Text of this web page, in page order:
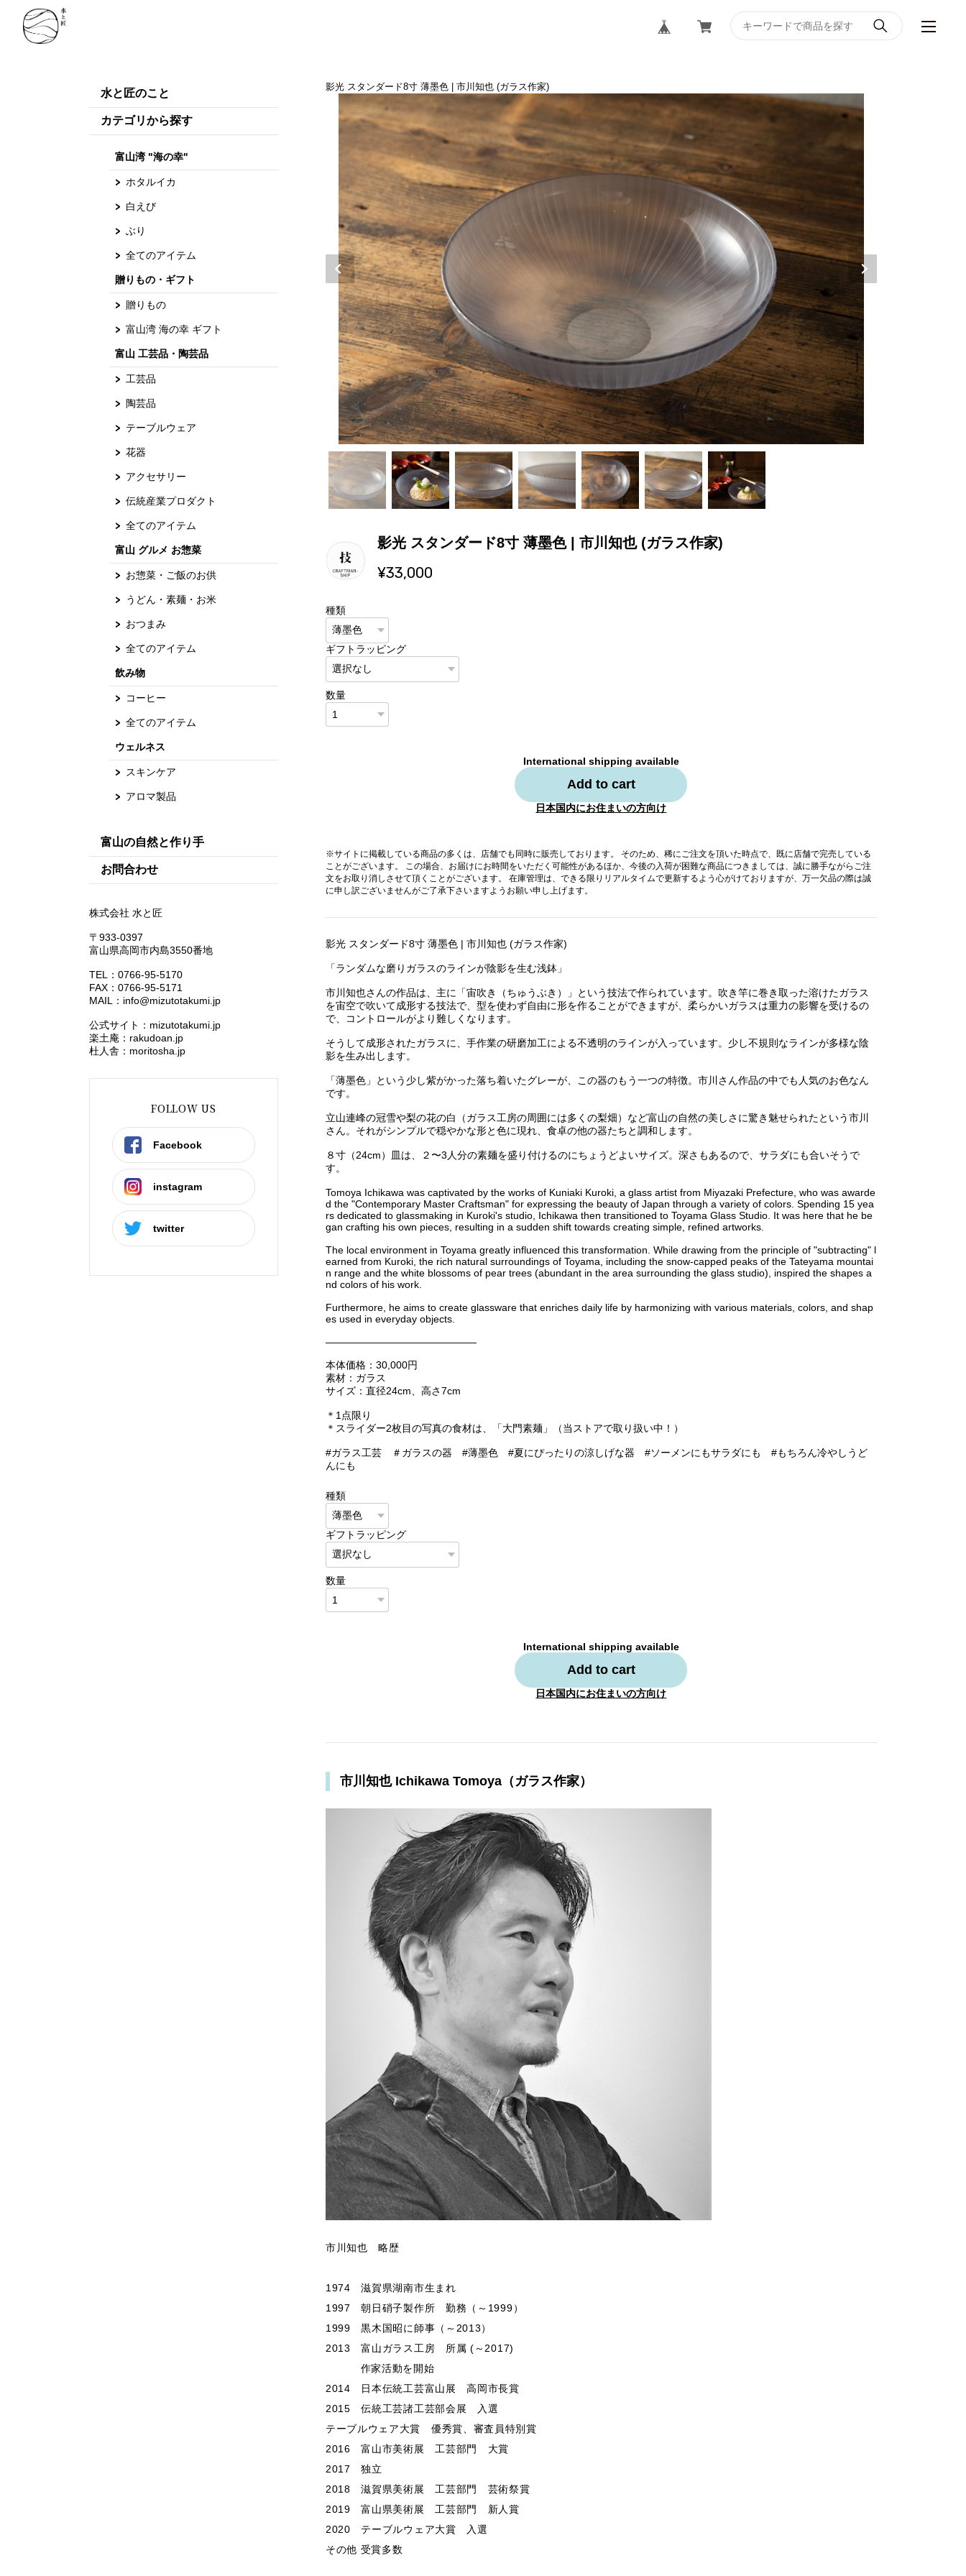
水と匠のこと
カテゴリから探す
富山湾 "海の幸"
ホタルイカ
白えび
ぶり
全てのアイテム
贈りもの・ギフト
贈りもの
富山湾 海の幸 ギフト
富山 工芸品・陶芸品
工芸品
陶芸品
テーブルウェア
花器
アクセサリー
伝統産業プロダクト
全てのアイテム
富山 グルメ お惣菜
お惣菜・ご飯のお供
うどん・素麺・お米
おつまみ
全てのアイテム
飲み物
コーヒー
全てのアイテム
ウェルネス
スキンケア
アロマ製品
富山の自然と作り手
お問合わせ
株式会社 水と匠
〒933-0397
富山県高岡市内島3550番地
TEL：0766-95-5170
FAX：0766-95-5171
MAIL： info@mizutotakumi.jp
公式サイト：mizutotakumi.jp
楽土庵：rakudoan.jp
杜人舎：moritosha.jp
FOLLOW US
Facebook
instagram
twitter
影光 スタンダード8寸 薄墨色 | 市川知也 (ガラス作家)
影光 スタンダード8寸 薄墨色 | 市川知也 (ガラス作家)
¥33,000
種類
ギフトラッピング
数量
International shipping available
Add to cart
日本国内にお住まいの方向け
※サイトに掲載している商品の多くは、店舗でも同時に販売しております。 そのため、稀にご注文を頂いた時点で、既に店舗で完売している
ことがございます。 この場合、お届けにお時間をいただく可能性があるほか、今後の入荷が困難な商品につきましては、誠に勝手ながらご注
文をお取り消しさせて頂くことがございます。 在庫管理は、できる限りリアルタイムで更新するよう心がけておりますが、万一欠品の際は誠
に申し訳ございませんがご了承下さいますようお願い申し上げます。
影光 スタンダード8寸 薄墨色 | 市川知也 (ガラス作家)
「ランダムな磨りガラスのラインが陰影を生む浅鉢」
市川知也さんの作品は、主に「宙吹き（ちゅうぶき）」という技法で作られています。吹き竿に巻き取った溶けたガラス
を宙空で吹いて成形する技法で、型を使わず自由に形を作ることができますが、柔らかいガラスは重力の影響を受けるの
で、コントロールがより難しくなります。
そうして成形されたガラスに、手作業の研磨加工による不透明のラインが入っています。少し不規則なラインが多様な陰
影を生み出します。
「薄墨色」という少し紫がかった落ち着いたグレーが、この器のもう一つの特徴。市川さん作品の中でも人気のお色なん
です。
立山連峰の冠雪や梨の花の白（ガラス工房の周囲には多くの梨畑）など富山の自然の美しさに驚き魅せられたという市川
さん。それがシンプルで穏やかな形と色に現れ、食卓の他の器たちと調和します。
８寸（24cm）皿は、２〜3人分の素麺を盛り付けるのにちょうどよいサイズ。深さもあるので、サラダにも合いそうで
す。
Tomoya Ichikawa was captivated by the works of Kuniaki Kuroki, a glass artist from Miyazaki Prefecture, who was awarde
d the "Contemporary Master Craftsman" for expressing the beauty of Japan through a variety of colors. Spending 15 yea
rs dedicated to glassmaking in Kuroki's studio, Ichikawa then transitioned to Toyama Glass Studio. It was here that he be
gan crafting his own pieces, resulting in a sudden shift towards creating simple, refined artworks.
The local environment in Toyama greatly influenced this transformation. While drawing from the principle of "subtracting" l
earned from Kuroki, the rich natural surroundings of Toyama, including the snow-capped peaks of the Tateyama mountai
n range and the white blossoms of pear trees (abundant in the area surrounding the glass studio), inspired the shapes a
nd colors of his work.
Furthermore, he aims to create glassware that enriches daily life by harmonizing with various materials, colors, and shap
es used in everyday objects.
———————————————
本体価格：30,000円
素材：ガラス
サイズ：直径24cm、高さ7cm
＊1点限り
＊スライダー2枚目の写真の食材は、「大門素麺」（当ストアで取り扱い中！）
#ガラス工芸 ＃ガラスの器 #薄墨色 #夏にぴったりの涼しげな器 #ソーメンにもサラダにも #もちろん冷やしうど
んにも
種類
ギフトラッピング
数量
International shipping available
Add to cart
日本国内にお住まいの方向け
市川知也 Ichikawa Tomoya（ガラス作家）
市川知也 略歴
1974 滋賀県湖南市生まれ
1997 朝日硝子製作所 勤務（～1999）
1999 黒木国昭に師事（～2013）
2013 富山ガラス工房 所属 (～2017)
作家活動を開始
2014 日本伝統工芸富山展 高岡市長賞
2015 伝統工芸諸工芸部会展 入選
テーブルウェア大賞 優秀賞、審査員特別賞
2016 富山市美術展 工芸部門 大賞
2017 独立
2018 滋賀県美術展 工芸部門 芸術祭賞
2019 富山県美術展 工芸部門 新人賞
2020 テーブルウェア大賞 入選
その他 受賞多数